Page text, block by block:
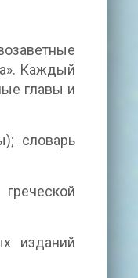
Каждый
главы и
словарь
изданий